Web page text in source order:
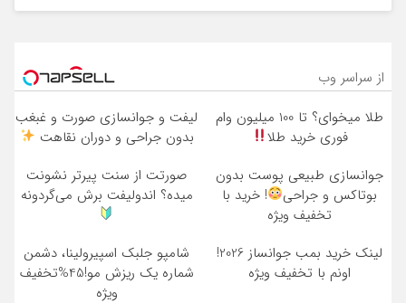
از سراسر وب
طلا میخوای؟ تا 100 میلیون وام
فوری خرید طلا
لیفت و جوانسازی صورت و غبغب
بدون جراحی و دوران نقاهت
جوانسازی طبیعی پوست بدون
بوتاکس و جراحی
! خرید با
تخفیف ویژه
صورتت از سنت پیرتر نشونت
میده؟ اندولیفت برش می‌گردونه
لینک خرید بمب جوانساز 2026!
اونم با تخفیف ویژه
شامپو جلبک اسپیرولینا، دشمن
شماره یک ریزش مو!45%تخفیف
ویژه